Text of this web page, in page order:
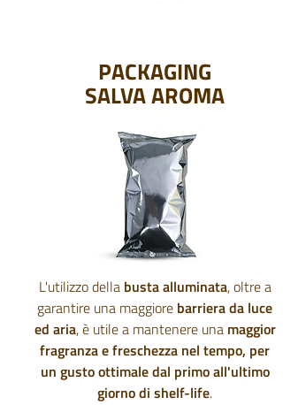
PACKAGING
SALVA AROMA
L'utilizzo della busta alluminata, oltre a
garantire una maggiore barriera da luce
ed aria, è utile a mantenere una maggior
fragranza e freschezza nel tempo, per
un gusto ottimale dal primo all'ultimo
giorno di shelf-life.